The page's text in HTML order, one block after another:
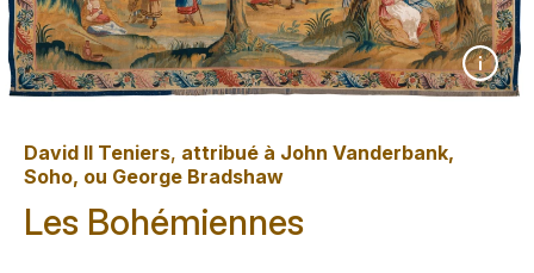
David II Teniers, attribué à John Vanderbank,
Soho, ou George Bradshaw
Les Bohémiennes